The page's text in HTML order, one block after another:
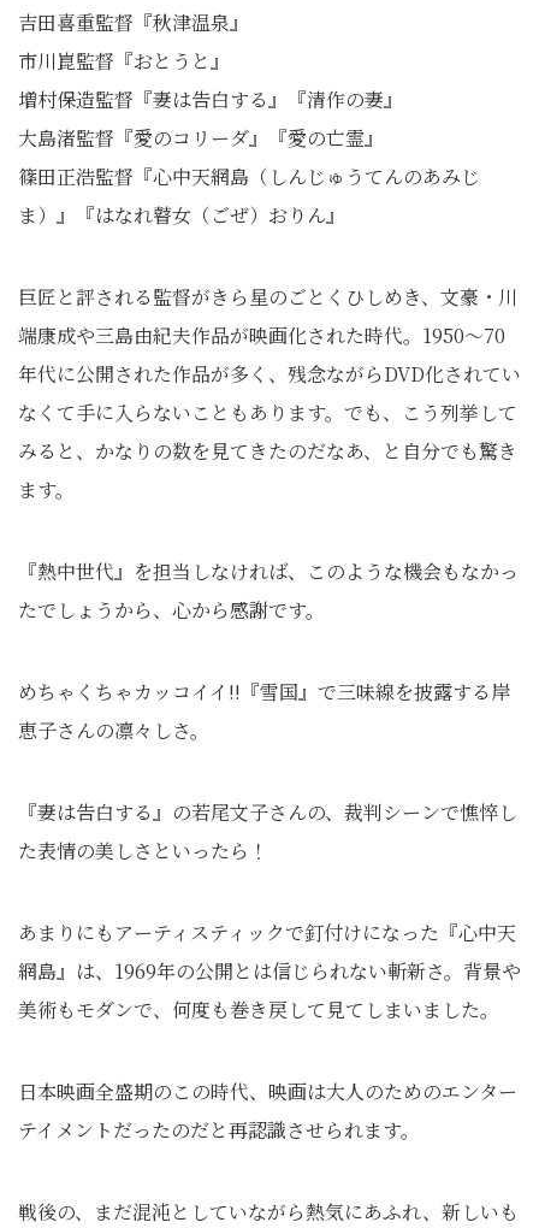
吉田喜重監督『秋津温泉』
市川崑監督『おとうと』
増村保造監督『妻は告白する』『清作の妻』
大島渚監督『愛のコリーダ』『愛の亡霊』
篠田正浩監督『心中天網島（しんじゅうてんのあみじ
ま）』『はなれ瞽女（ごぜ）おりん』
巨匠と評される監督がきら星のごとくひしめき、文豪・川
端康成や三島由紀夫作品が映画化された時代。1950〜70
年代に公開された作品が多く、残念ながらDVD化されてい
なくて手に入らないこともあります。でも、こう列挙して
みると、かなりの数を見てきたのだなあ、と自分でも驚き
ます。
『熱中世代』を担当しなければ、このような機会もなかっ
たでしょうから、心から感謝です。
めちゃくちゃカッコイイ!!『雪国』で三味線を披露する岸
恵子さんの凛々しさ。
『妻は告白する』の若尾文子さんの、裁判シーンで憔悴し
た表情の美しさといったら！
あまりにもアーティスティックで釘付けになった『心中天
網島』は、1969年の公開とは信じられない斬新さ。背景や
美術もモダンで、何度も巻き戻して見てしまいました。
日本映画全盛期のこの時代、映画は大人のためのエンター
テイメントだったのだと再認識させられます。
戦後の、まだ混沌としていながら熱気にあふれ、新しいも